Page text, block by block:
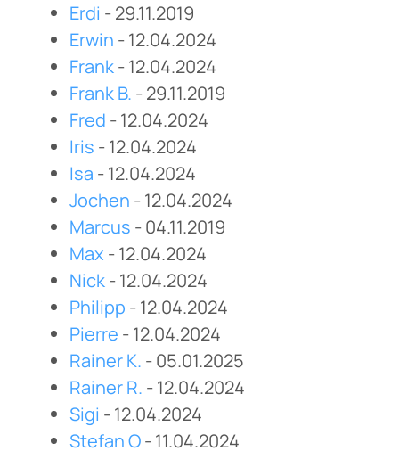
Erdi - 29.11.2019
Erwin - 12.04.2024
Frank- 12.04.2024
Frank B. - 29.11.2019
Fred - 12.04.2024
Iris - 12.04.2024
Isa - 12.04.2024
Jochen - 12.04.2024
Marcus - 04.11.2019
Max - 12.04.2024
Nick- 12.04.2024
Philipp - 12.04.2024
Pierre - 12.04.2024
Rainer K. - 05.01.2025
Rainer R. - 12.04.2024
Sigi - 12.04.2024
Stefan O- 11.04.2024